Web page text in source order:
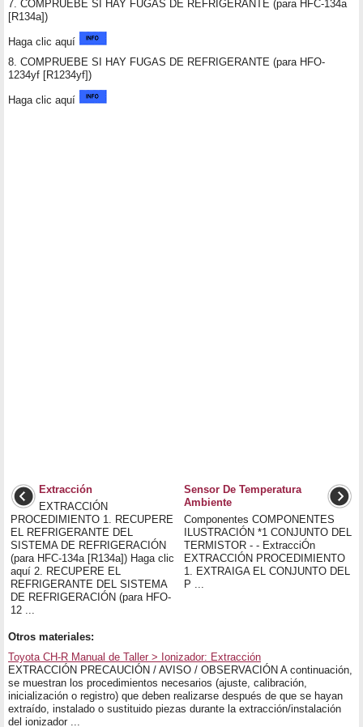
7. COMPRUEBE SI HAY FUGAS DE REFRIGERANTE (para HFC-134a
[R134a])
Haga clic aquí
8. COMPRUEBE SI HAY FUGAS DE REFRIGERANTE (para HFO-
1234yf [R1234yf])
Haga clic aquí
Extracción
EXTRACCIÓN
PROCEDIMIENTO 1. RECUPERE
EL REFRIGERANTE DEL
SISTEMA DE REFRIGERACIÓN
(para HFC-134a [R134a]) Haga clic
aquí 2. RECUPERE EL
REFRIGERANTE DEL SISTEMA
DE REFRIGERACIÓN (para HFO-
12 ...
Sensor De Temperatura
Ambiente
Componentes COMPONENTES
ILUSTRACIÓN *1 CONJUNTO DEL
TERMISTOR - - ExtracciÓn
EXTRACCIÓN PROCEDIMIENTO
1. EXTRAIGA EL CONJUNTO DEL
P ...
Otros materiales:
Toyota CH-R Manual de Taller > Ionizador: Extracción
EXTRACCIÓN PRECAUCIÓN / AVISO / OBSERVACIÓN A continuación,
se muestran los procedimientos necesarios (ajuste, calibración,
inicialización o registro) que deben realizarse después de que se hayan
extraído, instalado o sustituido piezas durante la extracción/instalación
del ionizador ...